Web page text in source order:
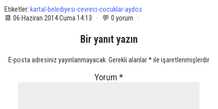
Etiketler: kartal-belediyesi-cevreci-cocuklar-aydos
📆 06 Haziran 2014 Cuma 14:13 · 💬 0 yorum ·
Bir yanıt yazın
E-posta adresiniz yayınlanmayacak. Gerekli alanlar*ile işaretlenmişlerdir
Yorum*